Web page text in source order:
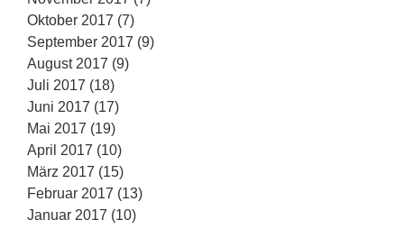
Oktober 2017 (7)
September 2017 (9)
August 2017 (9)
Juli 2017 (18)
Juni 2017 (17)
Mai 2017 (19)
April 2017 (10)
März 2017 (15)
Februar 2017 (13)
Januar 2017 (10)